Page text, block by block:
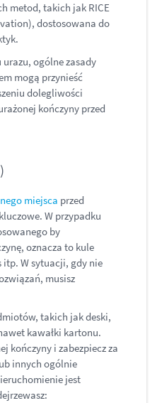
metod, takich jak RICE
dostosowana do
ogólne zasady
mogą przynieść
dolegliwości
kończyny przed
miejsca przed
W przypadku
by
oznacza to kule
itp. W sytuacji, gdy nie
musisz
takich jak deski,
kawałki kartonu.
kończyny i zabezpiecz za
innych ogólnie
jest